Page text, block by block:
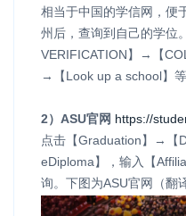
相当于中国的学信网，便
州后，查询到自己的学位
VERIFICATION】→【
→【Look up a school】等
2）ASU官网 https://
点击【Graduation】→【
eDiploma】，输入【
询。下图为ASU官网（翻